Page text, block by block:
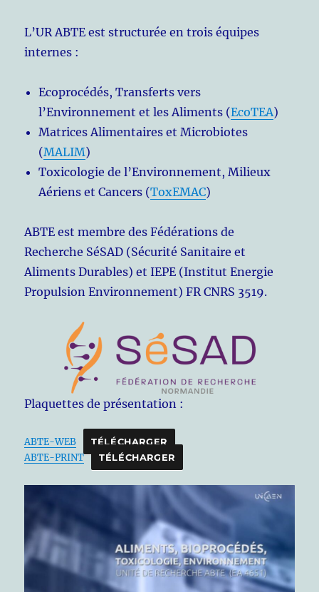
L’UR ABTE est structurée en trois équipes
internes :
Ecoprocédés, Transferts vers
l’Environnement et les Aliments (EcoTEA)
Matrices Alimentaires et Microbiotes
(MALIM)
Toxicologie de l’Environnement, Milieux
Aériens et Cancers (ToxEMAC)
ABTE est membre des Fédérations de
Recherche SéSAD (Sécurité Sanitaire et
Aliments Durables) et IEPE (Institut Energie
Propulsion Environnement) FR CNRS 3519.
Plaquettes de présentation :
ABTE-WEB TÉLÉCHARGER
ABTE-PRINT TÉLÉCHARGER